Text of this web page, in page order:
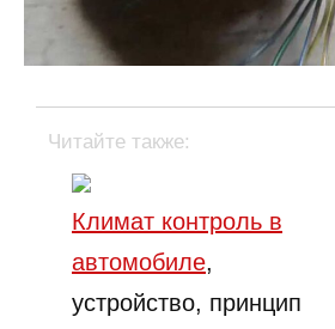
Читайте также:
Климат контроль в
автомобиле,
устройство, принцип